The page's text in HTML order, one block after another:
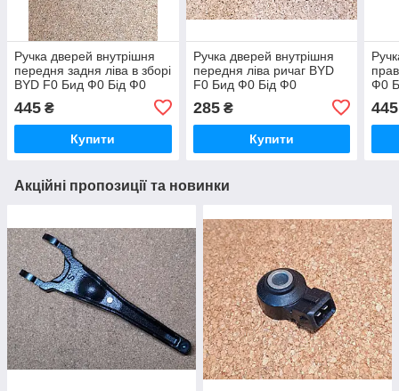
Ручка дверей внутрішня
передня задня ліва в зборі
BYD F0 Бид Ф0 Бід Ф0
445 ₴
Купити
Ручка дверей внутрішня
передня ліва ричаг BYD
F0 Бид Ф0 Бід Ф0
285₴
Купити
Ф0
445
Акційні пропозиції та новинки